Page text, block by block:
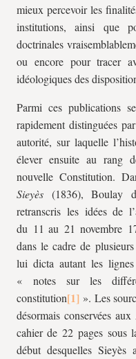
mieux percevoir les
institutions, ainsi que
doctrinales
ou encore pour tracer
idéologiques des
Parmi ces publications
rapidement distinguées
autorité, sur laquelle
élever ensuite au rang
nouvelle Constitution.
Sieyès (1836), Boulay
retranscris les idées de
du 11 au 21 novembre
dans le cadre de
lui dicta autant les
« notes sur les
constitution
». Les
désormais conservées
cahier de 22 pages
début desquelles